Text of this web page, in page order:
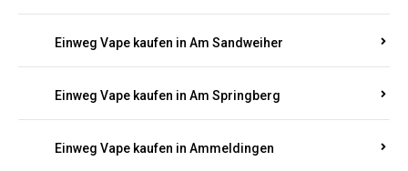
Einweg Vape kaufen in Am Sandweiher
Einweg Vape kaufen in Am Springberg
Einweg Vape kaufen in Ammeldingen